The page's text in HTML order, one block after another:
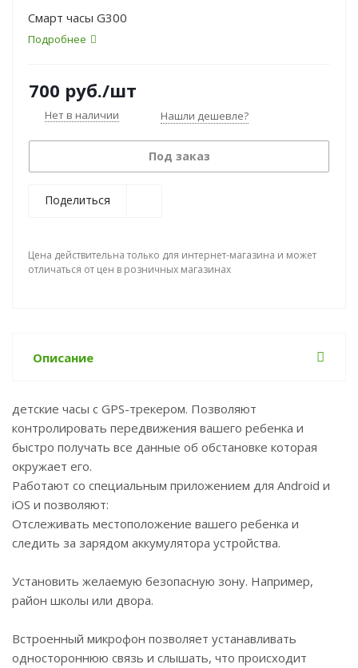
Смарт часы G300
Подробнее
700 руб./шт
Нет в наличии Нашли дешевле?
Под заказ
Поделиться
Цена действительна только для интернет-магазина и может
отличаться от цен в розничных магазинах
Описание
детские часы с GPS-трекером. Позволяют
контролировать передвижения вашего ребенка и
быстро получать все данные об обстановке которая
окружает его.
Работают со специальным приложением для Android и
iOS и позволяют:
Отслеживать местоположение вашего ребенка и
следить за зарядом аккумулятора устройства.
Установить желаемую безопасную зону. Например,
район школы или двора.
Встроенный микрофон позволяет устанавливать
одностороннюю связь и слышать, что происходит